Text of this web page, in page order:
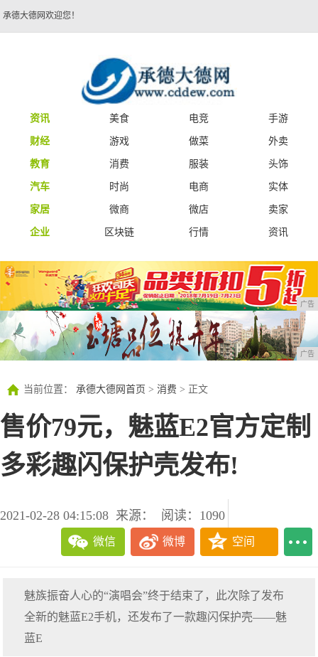
承德大德网欢迎您！
资讯 美食 电竞
手游
财经
游戏 做菜
外卖
教育
消费 服装
头饰
汽车
时尚 电商
实体
家居
微商 微店
卖家
企业
区块链 行情 资讯
广告
广告
当前位置： 承德大德网首页 > 消费 > 正文
售价79元，魅蓝E2官方定制
多彩趣闪保护壳发布!
2021-02-28 04:15:08 来源： 阅读：1090
微信 微博 空间
魅族振奋人心的“演唱会”终于结束了，此次除了发布
全新的魅蓝E2手机，还发布了一款趣闪保护壳——魅
蓝E